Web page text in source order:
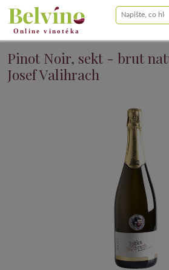
Pinot Noir, sekt - brut
Josef Valihrach